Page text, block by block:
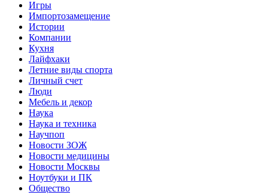
Игры
Импортозамещение
Истории
Компании
Кухня
Лайфхаки
Летние виды спорта
Личный счет
Люди
Мебель и декор
Наука
Наука и техника
Научпоп
Новости ЗОЖ
Новости медицины
Новости Москвы
Ноутбуки и ПК
Общество